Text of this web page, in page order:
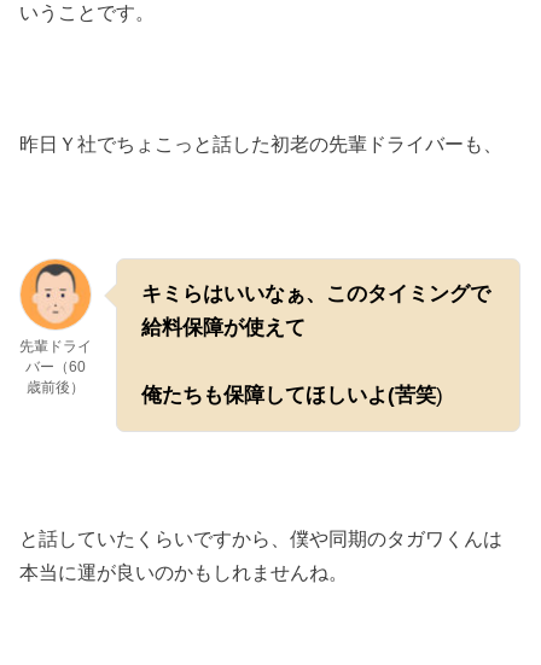
いうことです。
昨日Ｙ社でちょこっと話した初老の先輩ドライバーも、
先輩ドライ
バー（60
歳前後）
キミらはいいなぁ、このタイミングで
給料保障が使えて
俺たちも保障してほしいよ(苦笑)
と話していたくらいですから、僕や同期のタガワくんは
本当に運が良いのかもしれませんね。